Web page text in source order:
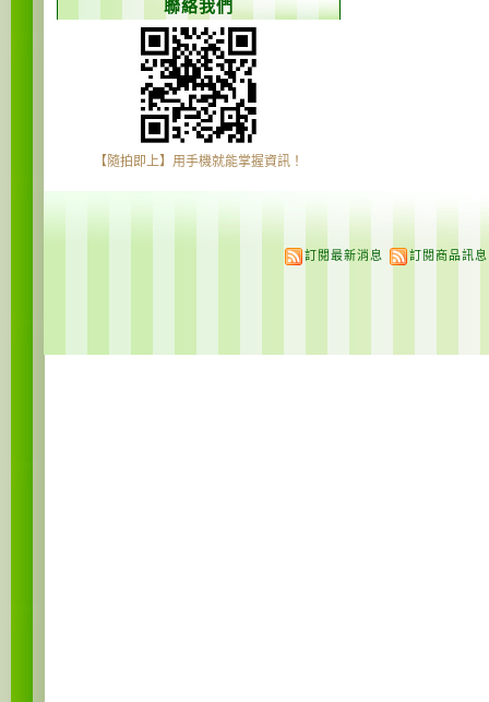
聯絡我們
【隨拍即上】用手機就能掌握資訊！
訂閱最新消息 訂閱商品訊息